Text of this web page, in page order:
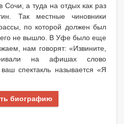
Сочи, а туда на отдых как раз
Так местные чиновники
по которой должен был
не вышло. В Уфе было еще
нам говорят: «Извините,
на афишах слово
спектакль называется «Я
биографию